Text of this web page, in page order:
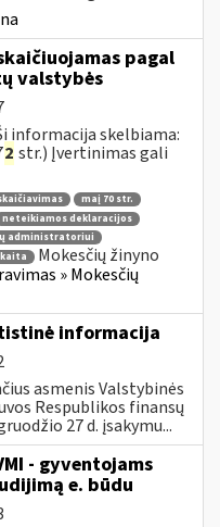
pagal
valstybės
informacija skelbiama:
2 str.) Įvertinimas gali
maį 70 str.
neteikiamos deklaracijos
administratoriui
Mokesčių žinyno
» Mokesčių
informacija
asmenis Valstybinės
Respublikos finansų
27 d. įsakymu...
- gyventojams
e. būdu